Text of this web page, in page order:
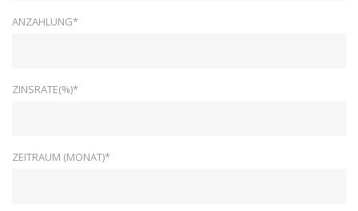
ANZAHLUNG*
ZINSRATE(%)*
ZEITRAUM (MONAT)*